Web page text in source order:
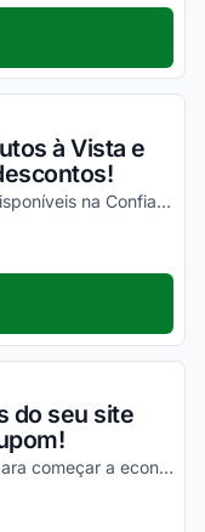
à Vista e
Usufrua de todas as suas vantagens disponíveis na Confiança Delivery e aproveite!
do seu site
Encontre aqui tudo que você precisa para começar a economizar e aproveite!